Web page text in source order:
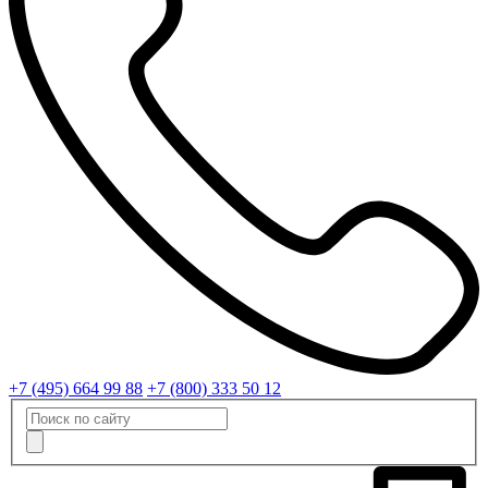
+7 (495) 664 99 88 +7 (800) 333 50 12